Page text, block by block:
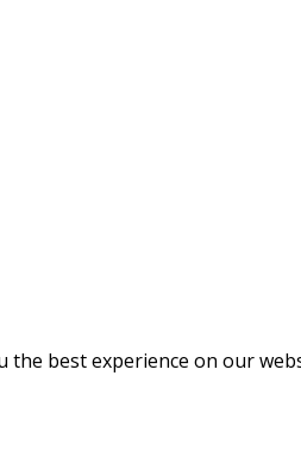
the best experience on our